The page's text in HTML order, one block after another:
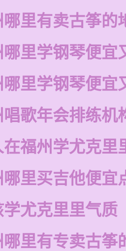
里有卖古筝的
里学钢琴便宜
里学钢琴便宜
歌年会排练机
在福州学尤克里
里买吉他便宜
学尤克里里气质
里有专卖古筝